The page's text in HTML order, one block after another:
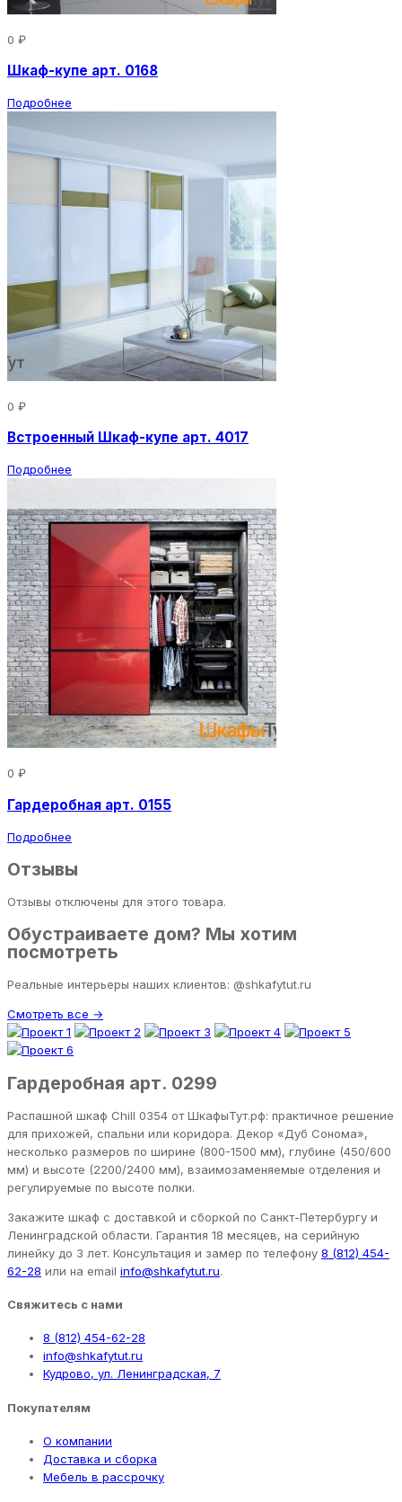
0 ₽
Шкаф-купе арт. 0168
Подробнее
0 ₽
Встроенный Шкаф-купе арт. 4017
Подробнее
0 ₽
Гардеробная арт. 0155
Подробнее
Отзывы
Отзывы отключены для этого товара.
Обустраиваете дом? Мы хотим
посмотреть
Реальные интерьеры наших клиентов: @shkafytut.ru
Смотреть все →
Гардеробная арт. 0299
Распашной шкаф Chill 0354 от ШкафыТут.рф: практичное решение
для прихожей, спальни или коридора. Декор «Дуб Сонома»,
несколько размеров по ширине (800-1500 мм), глубине (450/600
мм) и высоте (2200/2400 мм), взаимозаменяемые отделения и
регулируемые по высоте полки.
Закажите шкаф с доставкой и сборкой по Санкт-Петербургу и
Ленинградской области. Гарантия 18 месяцев, на серийную
линейку до 3 лет. Консультация и замер по телефону 8 (812) 454-
62-28 или на email info@shkafytut.ru.
Свяжитесь с нами
8 (812) 454-62-28
info@shkafytut.ru
Кудрово, ул. Ленинградская, 7
Покупателям
О компании
Доставка и сборка
Мебель в рассрочку